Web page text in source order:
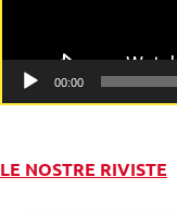
00:00
LE NOSTRE RIVISTE